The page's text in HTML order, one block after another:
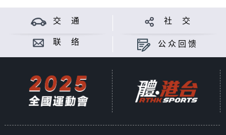
交 通 社 交
联 络 公众回馈